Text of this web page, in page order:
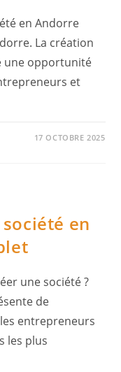
en Andorre
La création
une opportunité
et
17 OCTOBRE 2025
en
une société ?
de
entrepreneurs
les plus